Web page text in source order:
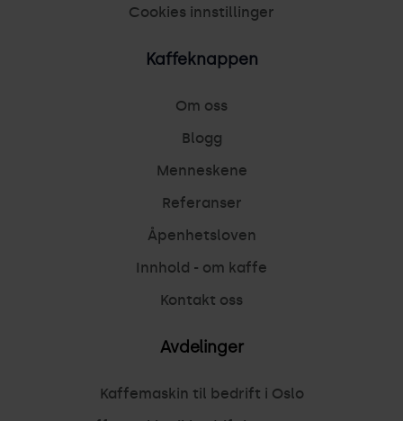
Cookies innstillinger
Kaffeknappen
Om oss
Blogg
Menneskene
Referanser
Åpenhetsloven
Innhold - om kaffe
Kontakt oss
Avdelinger
Kaffemaskin til bedrift i Oslo